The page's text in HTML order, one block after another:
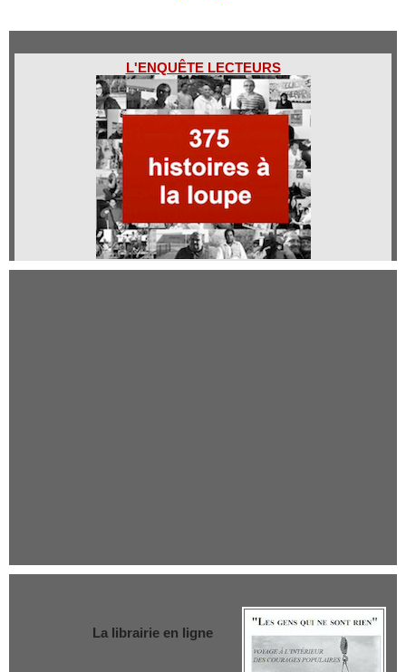
L'ENQUÊTE LECTEURS
La librairie en ligne